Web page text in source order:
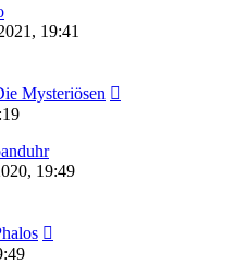
19:41
Mysteriösen
19:49